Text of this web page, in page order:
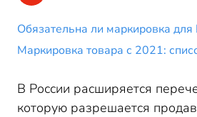
Обязательна ли маркировка
Маркировка товара с 2021:
В России расширяется
которую разрешается